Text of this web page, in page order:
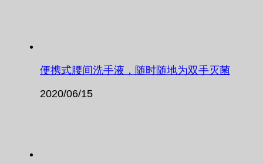
便携式腰间洗手液，随时随地为双手灭菌
2020/06/15